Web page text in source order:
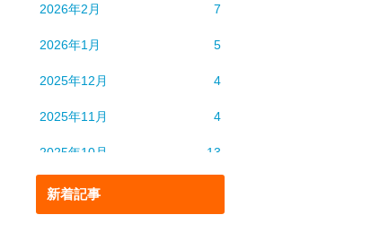
2026年2月 7
2026年1月 5
2025年12月 4
2025年11月 4
2025年10月 13
2025年9月
新着記事